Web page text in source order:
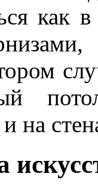
как
на